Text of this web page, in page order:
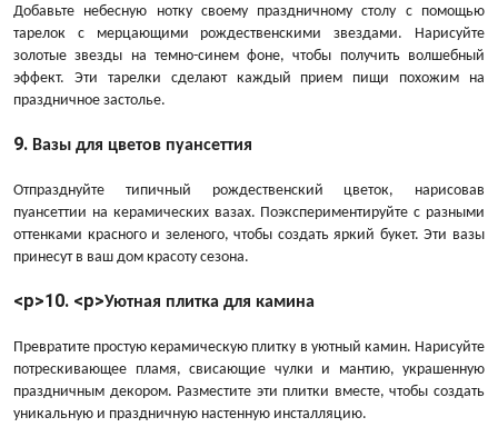
Добавьте небесную нотку своему праздничному столу с помощью
тарелок с мерцающими рождественскими звездами. Нарисуйте
золотые звезды на темно-синем фоне, чтобы получить волшебный
эффект. Эти тарелки сделают каждый прием пищи похожим на
праздничное застолье.
9. Вазы для цветов пуансеттия
Отпразднуйте типичный рождественский цветок, нарисовав
пуансеттии на керамических вазах. Поэкспериментируйте с разными
оттенками красного и зеленого, чтобы создать яркий букет. Эти вазы
принесут в ваш дом красоту сезона.
<р>10. <р>Уютная плитка для камина
Превратите простую керамическую плитку в уютный камин. Нарисуйте
потрескивающее пламя, свисающие чулки и мантию, украшенную
праздничным декором. Разместите эти плитки вместе, чтобы создать
уникальную и праздничную настенную инсталляцию.